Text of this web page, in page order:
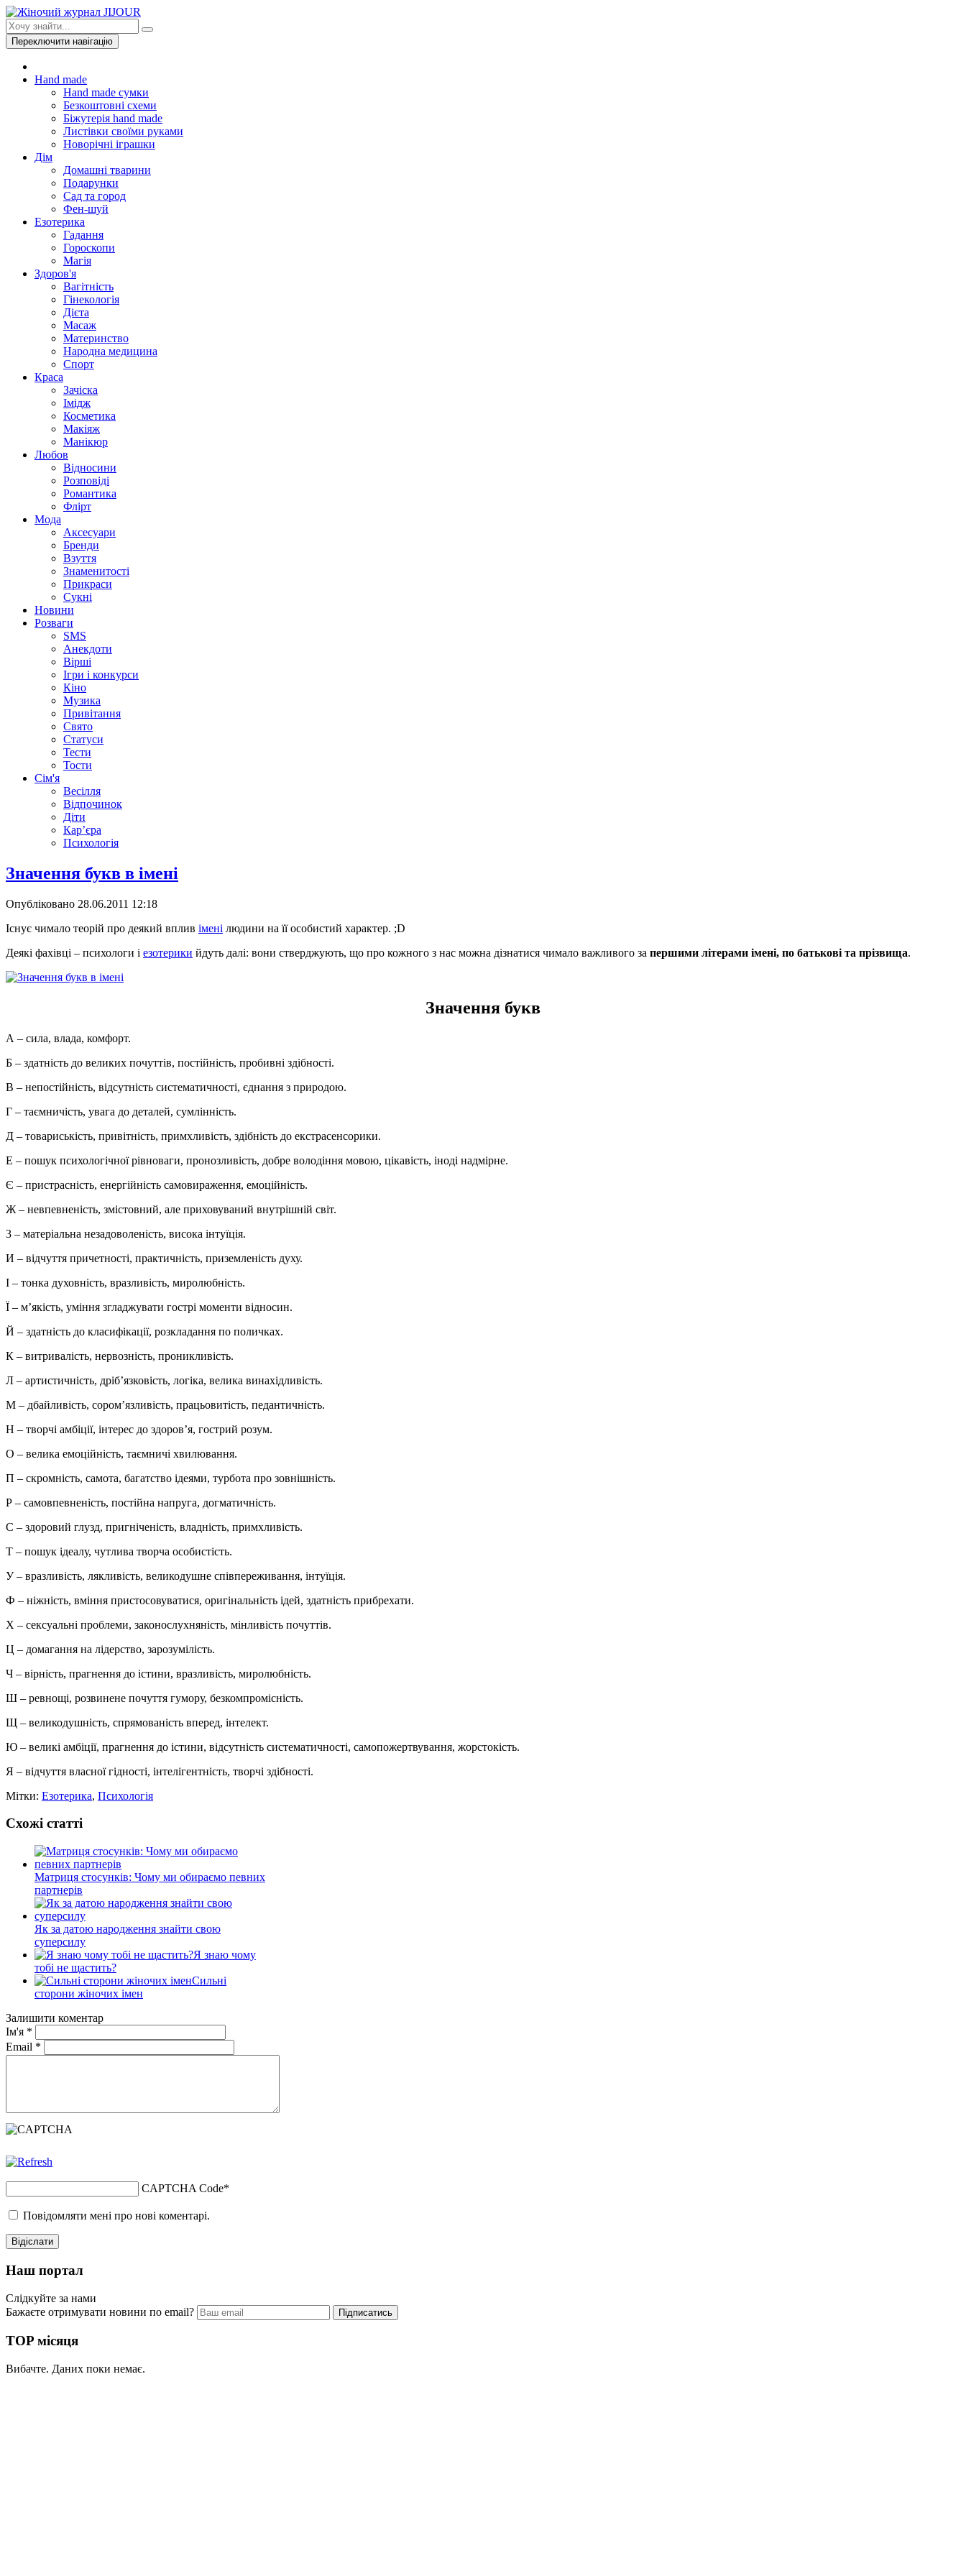
Переключити навігацію
Hand made
Hand made сумки
Безкоштовні схеми
Біжутерія hand made
Листівки своїми руками
Новорічні іграшки
Дім
Домашні тварини
Подарунки
Сад та город
Фен-шуй
Езотерика
Гадання
Гороскопи
Магія
Здоров'я
Вагітність
Гінекологія
Дієта
Масаж
Материнство
Народна медицина
Спорт
Краса
Зачіска
Імідж
Косметика
Макіяж
Манікюр
Любов
Відносини
Розповіді
Романтика
Флірт
Мода
Аксесуари
Бренди
Взуття
Знаменитості
Прикраси
Сукні
Новини
Розваги
SMS
Анекдоти
Вірші
Ігри і конкурси
Кіно
Музика
Привітання
Свято
Статуси
Тести
Тости
Сім'я
Весілля
Відпочинок
Діти
Кар’єра
Психологія
Значення букв в імені
Опубліковано 28.06.2011 12:18
Існує чимало теорій про деякий вплив імені людини на її особистий характер. ;D
Деякі фахівці – психологи і езотерики йдуть далі: вони стверджують, що про кожного з нас можна дізнатися чимало важливого за першими літерами імені, по батькові та прізвища.
Значення букв
А – сила, влада, комфорт.
Б – здатність до великих почуттів, постійність, пробивні здібності.
В – непостійність, відсутність систематичності, єднання з природою.
Г – таємничість, увага до деталей, сумлінність.
Д – товариськість, привітність, примхливість, здібність до екстрасенсорики.
Е – пошук психологічної рівноваги, пронозливість, добре володіння мовою, цікавість, іноді надмірне.
Є – пристрасність, енергійність самовираження, емоційність.
Ж – невпевненість, змістовний, але приховуваний внутрішній світ.
3 – матеріальна незадоволеність, висока інтуїція.
И – відчуття причетності, практичність, приземленість духу.
І – тонка духовність, вразливість, миролюбність.
Ї – м’якість, уміння згладжувати гострі моменти відносин.
Й – здатність до класифікації, розкладання по поличках.
К – витривалість, нервозність, проникливість.
Л – артистичність, дріб’язковість, логіка, велика винахідливість.
М – дбайливість, сором’язливість, працьовитість, педантичність.
Н – творчі амбіції, інтерес до здоров’я, гострий розум.
О – велика емоційність, таємничі хвилювання.
П – скромність, самота, багатство ідеями, турбота про зовнішність.
Р – самовпевненість, постійна напруга, догматичність.
С – здоровий глузд, пригніченість, владність, примхливість.
Т – пошук ідеалу, чутлива творча особистість.
У– вразливість, лякливість, великодушне співпереживання, інтуїція.
Ф – ніжність, вміння пристосовуватися, оригінальність ідей, здатність прибрехати.
X – сексуальні проблеми, законослухняність, мінливість почуттів.
Ц – домагання на лідерство, зарозумілість.
Ч – вірність, прагнення до істини, вразливість, миролюбність.
Ш – ревнощі, розвинене почуття гумору, безкомпромісність.
Щ – великодушність, спрямованість вперед, інтелект.
Ю – великі амбіції, прагнення до істини, відсутність систематичності, самопожертвування, жорстокість.
Я – відчуття власної гідності, інтелігентність, творчі здібності.
Мітки: Езотерика, Психологія
Схожі статті
Матриця стосунків: Чому ми обираємо певних
партнерів
Як за датою народження знайти свою
суперсилу
Я знаю чому
тобі не щастить?
Сильні
сторони жіночих імен
Залишити коментар
Ім'я *
Email *
CAPTCHA Code*
Повідомляти мені про нові коментарі.
Наш портал
Слідкуйте за нами
Бажаєте отримувати новини по email?
TOP місяця
Вибачте. Даних поки немає.